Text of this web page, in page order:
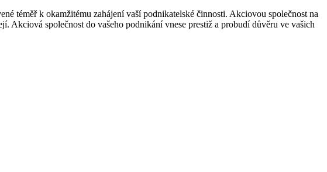
téměř k okamžitému zahájení vaší podnikatelské činnosti. Akciovou společnost na
Akciová společnost do vašeho podnikání vnese prestiž a probudí důvěru ve vašich